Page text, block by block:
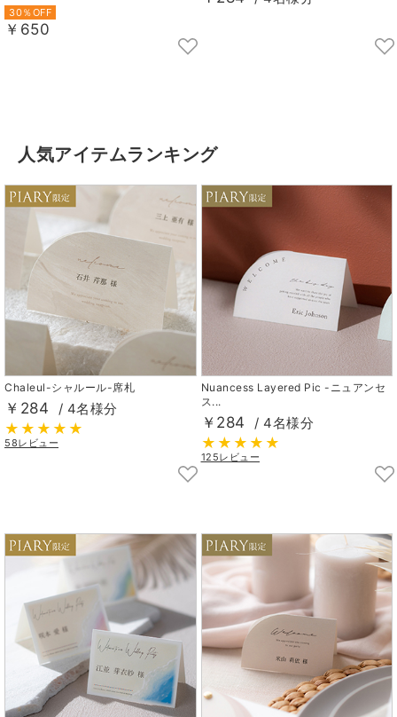
30％OFF
￥650
人気アイテムランキング
Chaleul-シャルール-席札
￥284 / 4名様分
58レビュー
Nuancess Layered Pic -ニュアンセ
ス...
￥284 / 4名様分
125レビュー